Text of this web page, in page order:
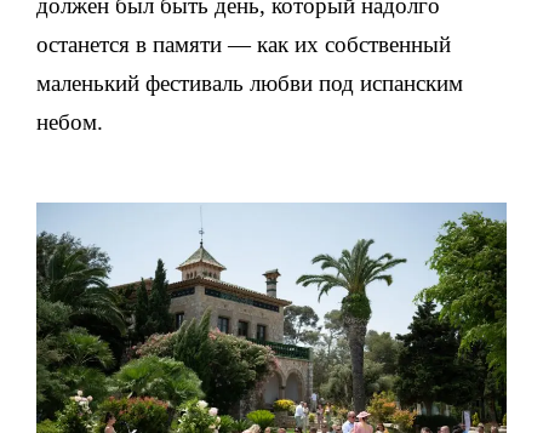
должен был быть день, который надолго
останется в памяти — как их собственный
маленький фестиваль любви под испанским
небом.